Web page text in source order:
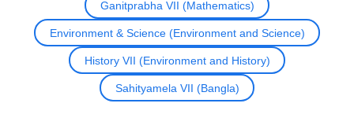
Ganitprabha VII (Mathematics)
Environment & Science (Environment and Science)
History VII (Environment and History)
Sahityamela VII (Bangla)